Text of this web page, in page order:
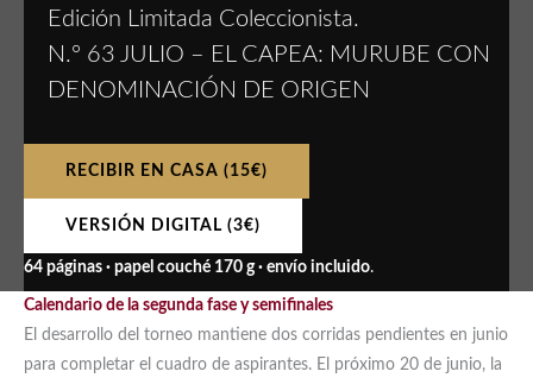
Edición Limitada Coleccionista.
N.º 63 JULIO – EL CAPEA: MURUBE CON
DENOMINACIÓN DE ORIGEN
RECIBIR EN CASA (15€)
VERSIÓN DIGITAL (3€)
64 páginas · papel couché 170 g · envío incluido.
Calendario de la segunda fase y semifinales
El desarrollo del torneo mantiene dos corridas pendientes en junio
para completar el cuadro de aspirantes. El próximo 20 de junio, la